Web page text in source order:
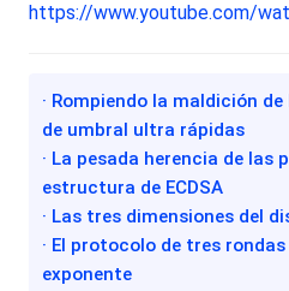
https://www.youtube.com/
· Rompiendo la maldición
de umbral ultra rápidas
· La pesada herencia de las
estructura de ECDSA
· Las tres dimensiones del
· El protocolo de tres
exponente